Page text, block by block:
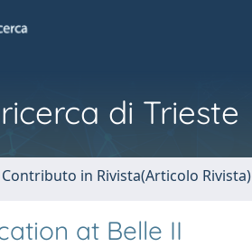
di Trieste
Contributo in Rivista(Articolo Rivista)
at Belle II